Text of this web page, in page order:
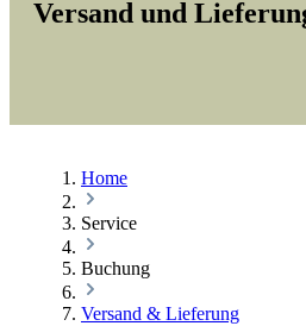
Versand und
Home
Service
Buchung
Versand & Lieferung